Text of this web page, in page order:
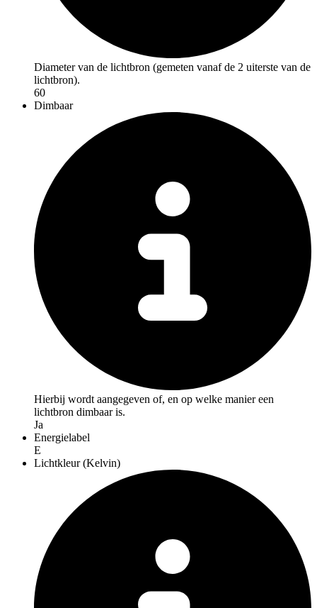
Diameter van de lichtbron (gemeten vanaf de 2 uiterste van de
lichtbron).
60
Dimbaar
Hierbij wordt aangegeven of, en op welke manier een
lichtbron dimbaar is.
Ja
Energielabel
E
Lichtkleur (Kelvin)